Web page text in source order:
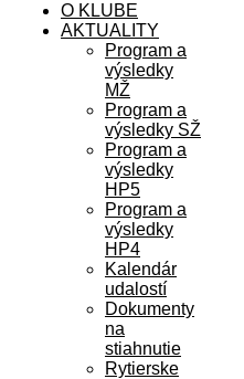
O KLUBE
AKTUALITY
Program a
výsledky
MŽ
Program a
výsledky SŽ
Program a
výsledky
HP5
Program a
výsledky
HP4
Kalendár
udalostí
Dokumenty
na
stiahnutie
Rytierske